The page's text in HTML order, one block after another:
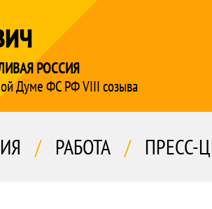
РОССИЯ
Думе ФС РФ VIII созыва
/ РАБОТА / ПРЕСС-